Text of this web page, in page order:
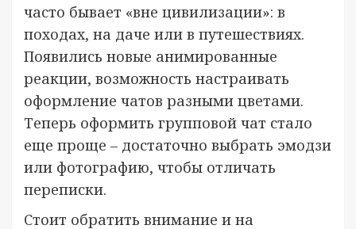
часто бывает «вне цивилизации»: в
походах, на даче или в путешествиях.
Появились новые анимированные
реакции, возможность настраивать
оформление чатов разными цветами.
Теперь оформить групповой чат стало
еще проще – достаточно выбрать эмодзи
или фотографию, чтобы отличать
переписки.
Стоит обратить внимание и на